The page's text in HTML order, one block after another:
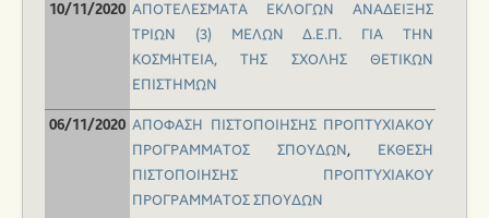
10/11/2020 ΑΠΟΤΕΛΕΣΜΑΤΑ ΕΚΛΟΓΩΝ ΑΝΑΔΕΙΞΗΣ
ΤΡΙΩΝ (3) ΜΕΛΩΝ Δ.Ε.Π. ΓΙΑ ΤΗΝ
ΚΟΣΜΗΤΕΙΑ, ΤΗΣ ΣΧΟΛΗΣ ΘΕΤΙΚΩΝ
ΕΠΙΣΤΗΜΩΝ
06/11/2020 ΑΠΟΦΑΣΗ ΠΙΣΤΟΠΟΙΗΣΗΣ ΠΡΟΠΤΥΧΙΑΚΟΥ
ΠΡΟΓΡΑΜΜΑΤΟΣ ΣΠΟΥΔΩΝ, ΕΚΘΕΣΗ
ΠΙΣΤΟΠΟΙΗΣΗΣ ΠΡΟΠΤΥΧΙΑΚΟΥ
ΠΡΟΓΡΑΜΜΑΤΟΣ ΣΠΟΥΔΩΝ